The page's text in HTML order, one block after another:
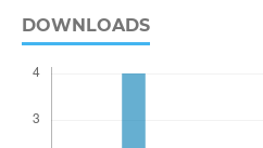
DOWNLOADS